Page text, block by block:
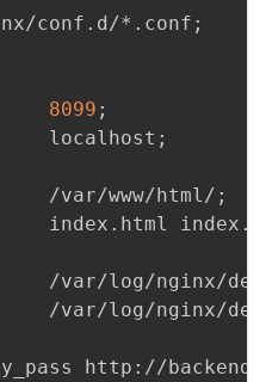
conf.d/*.conf
;
8099 ;
localhost
;
/var/www/html/
;
index.html
/var/log/nginx/
/var/log/nginx/
http://backend